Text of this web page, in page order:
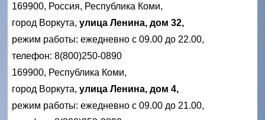
169900, Россия, Республика Коми,
город Воркута, улица Ленина, дом 32,
режим работы: ежедневно с 09.00 до 22.00,
телефон: 8(800)250-0890
169900, Республика Коми,
город Воркута, улица Ленина, дом 4,
режим работы: ежедневно с 09.00 до 21.00,